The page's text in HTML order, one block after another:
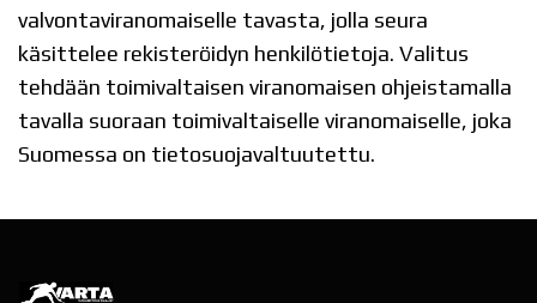
valvontaviranomaiselle tavasta, jolla seura
käsittelee rekisteröidyn henkilötietoja. Valitus
tehdään toimivaltaisen viranomaisen ohjeistamalla
tavalla suoraan toimivaltaiselle viranomaiselle, joka
Suomessa on tietosuojavaltuutettu.